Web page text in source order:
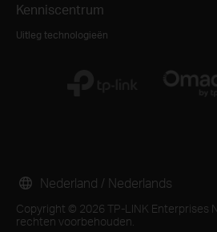
Kenniscentrum
Uitleg technologieën
Copyright © 2026 TP-LINK Enterprises
rechten voorbehouden.
Nederland / Nederlands